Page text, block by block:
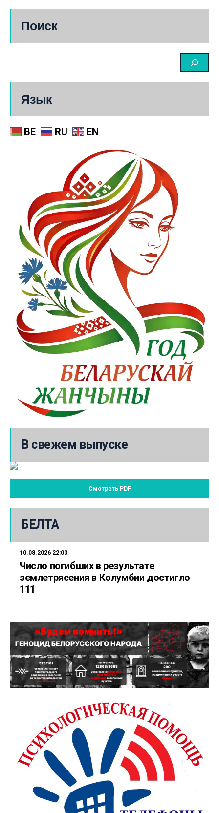
Поиск
Язык
BE RU EN
В свежем выпуске
Смотреть PDF
БЕЛТА
10.08.2026 22:03
Число погибших в результате
землетрясения в Колумбии достигло
111